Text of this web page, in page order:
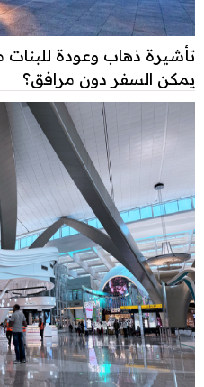
تأشيرة ذهاب وعودة
يمكن السفر دون مرافق؟